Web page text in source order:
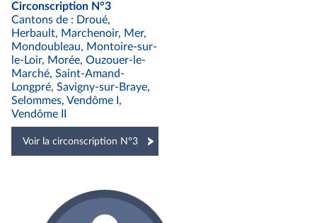
Circonscription N°3
Cantons de : Droué,
Herbault, Marchenoir, Mer,
Mondoubleau, Montoire-sur-
le-Loir, Morée, Ouzouer-le-
Marché, Saint-Amand-
Longpré, Savigny-sur-Braye,
Selommes, Vendôme I,
Vendôme II
Voir la circonscription N°3